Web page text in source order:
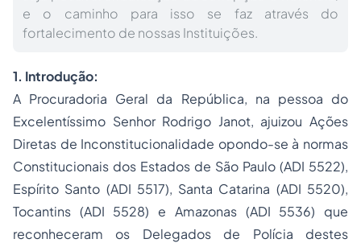
e o caminho para isso se faz através do
fortalecimento de nossas Instituições.
1. Introdução:
A Procuradoria Geral da República, na pessoa do
Excelentíssimo Senhor Rodrigo Janot, ajuizou Ações
Diretas de Inconstitucionalidade opondo-se à normas
Constitucionais dos Estados de São Paulo (ADI 5522),
Espírito Santo (ADI 5517), Santa Catarina (ADI 5520),
Tocantins (ADI 5528) e Amazonas (ADI 5536) que
reconheceram os Delegados de Polícia destes